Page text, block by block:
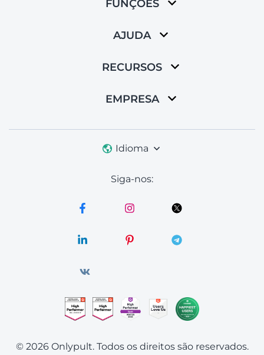
FUNÇÕES
AJUDA
RECURSOS
EMPRESA
Idioma
Siga-nos:
© 2026 Onlypult. Todos os direitos são reservados.